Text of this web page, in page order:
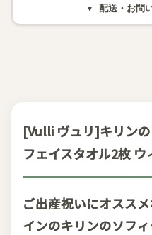
配送・お問
[Vulli ヴュリ]キリン
フェイスタオル2枚
ご出産祝いにオスス
インのキリンのソフ